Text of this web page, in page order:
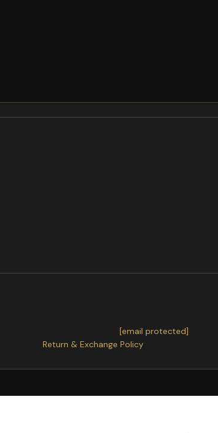
[email protected]
Return & Exchange Policy